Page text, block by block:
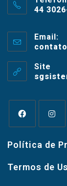
44
Email:
Site
Política de
Termos de